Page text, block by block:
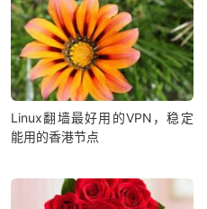
Linux翻墙最好用的VPN，稳定
能用的香港节点